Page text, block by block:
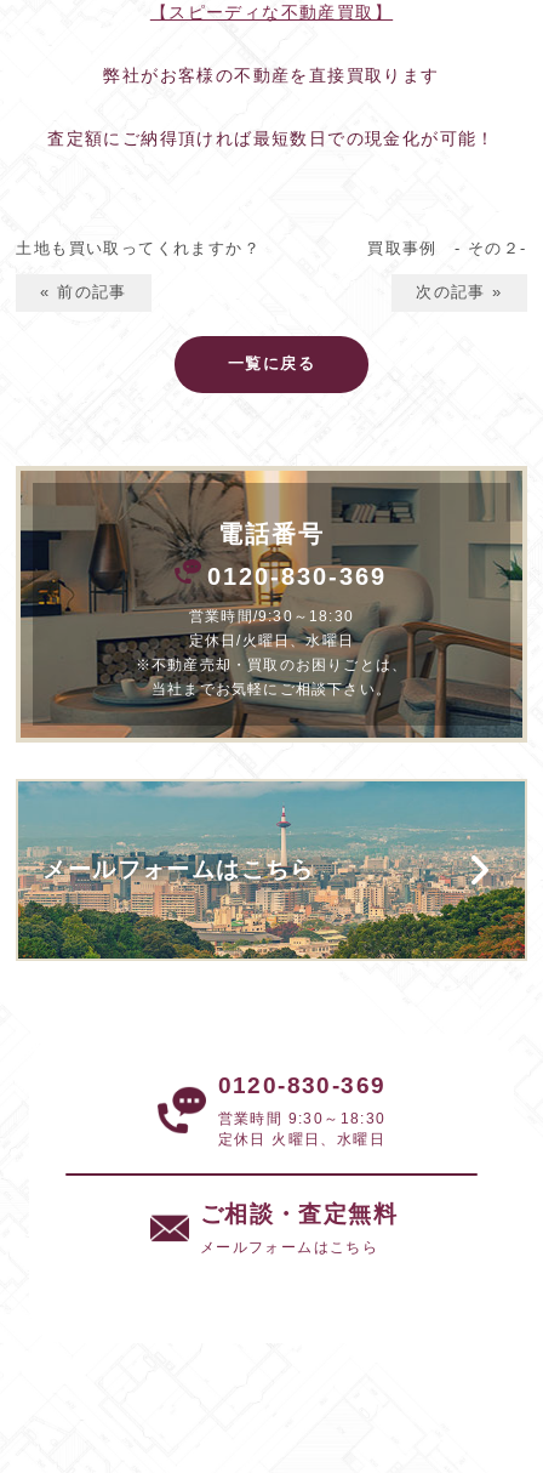
【スピーディな不動産買取】
弊社がお客様の不動産を直接買取ります
査定額にご納得頂ければ最短数日での現金化が可能！
土地も買い取ってくれますか？
« 前の記事
一覧に戻る
買取事例 - その２-
次の記事 »
電話番号
0120-830-369
営業時間/9:30～18:30
定休日/火曜日、水曜日
※不動産売却・買取のお困りごとは、
当社までお気軽にご相談下さい。
メールフォームはこちら
0120-830-369
営業時間 9:30～18:30
定休日 火曜日、水曜日
ご相談・査定無料
メールフォームはこちら